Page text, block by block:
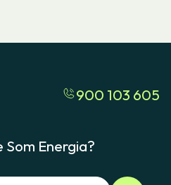
900 103 605
Som Energia?